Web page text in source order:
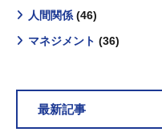
人間関係 (46)
マネジメント (36)
最新記事